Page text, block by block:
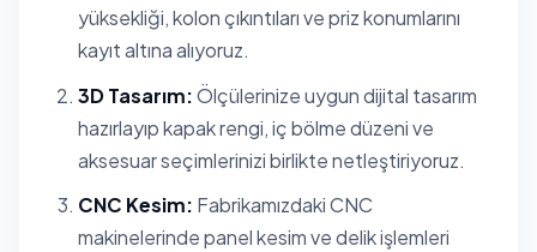
yüksekliği, kolon çıkıntıları ve priz konumlarını
kayıt altına alıyoruz.
3D Tasarım:Ölçülerinize uygun dijital tasarım
hazırlayıp kapak rengi, iç bölme düzeni ve
aksesuar seçimlerinizi birlikte netleştiriyoruz.
CNC Kesim: Fabrikamızdaki CNC
makinelerinde panel kesim ve delik işlemleri